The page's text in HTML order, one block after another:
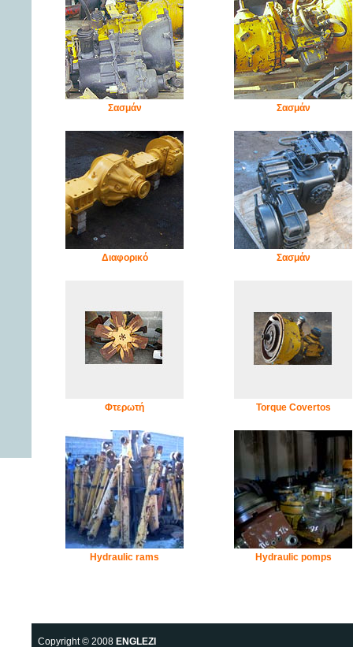
Σασμάν Σασμάν
Διαφορικό Σασμάν
Φτερωτή Torque Covertos
Hydraulic rams Hydraulic pomps
Copyright © 2008 ENGLEZI